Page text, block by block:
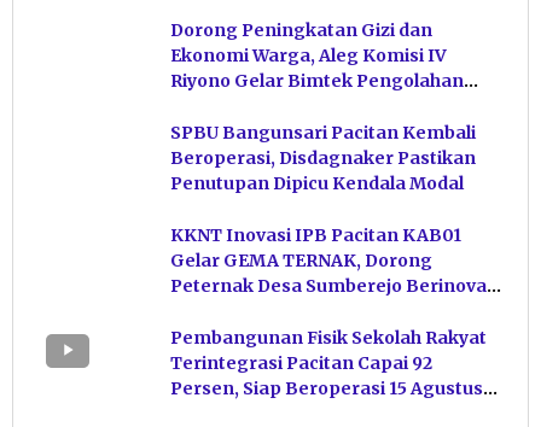
Dorong Peningkatan Gizi dan
Ekonomi Warga, Aleg Komisi IV
Riyono Gelar Bimtek Pengolahan
SPBU Bangunsari Pacitan Kembali
Beroperasi, Disdagnaker Pastikan
Penutupan Dipicu Kendala Modal
KKNT Inovasi IPB Pacitan KAB01
Gelar GEMA TERNAK, Dorong
Peternak Desa Sumberejo Berinovasi
Pembangunan Fisik Sekolah Rakyat
Terintegrasi Pacitan Capai 92
Persen, Siap Beroperasi 15 Agustus